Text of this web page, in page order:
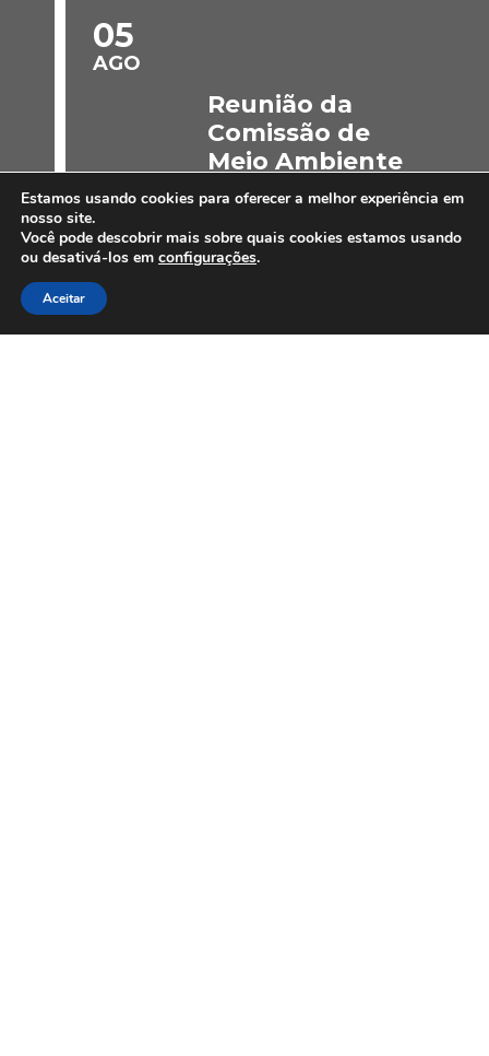
05
AGO
Reunião da
Comissão de
Meio Ambiente
- CMA / CBIC
Estamos usando cookies para oferecer a melhor experiência em
nosso site.
Você pode descobrir mais sobre quais cookies estamos usando
ou desativá-los em configurações.
Aceitar